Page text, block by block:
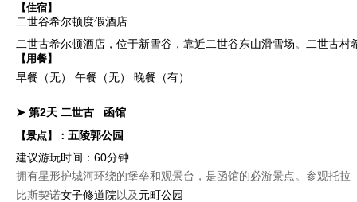
【住宿】
二世谷希尔顿度假酒店
二世古希尔顿酒店，位于新雪谷，靠近二世谷东山滑雪场。二世古
【用餐】
早餐（无） 午餐（无） 晚餐（有）
➤ 第2天 二世古 函馆
【景点】： 五陵郭公园
建议游玩时间：60分钟
拥有星形护城河环绕的堡垒和观景台，是函馆的必游景点。参观托拉
比斯契诺女子修道院以及元町公园